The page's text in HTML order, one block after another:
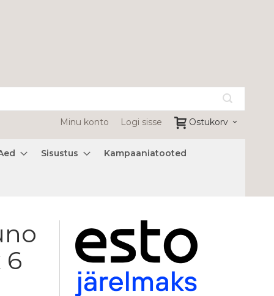
Ostukorv
Minu konto Logi sisse
Sisustus Kampaaniatooted
6